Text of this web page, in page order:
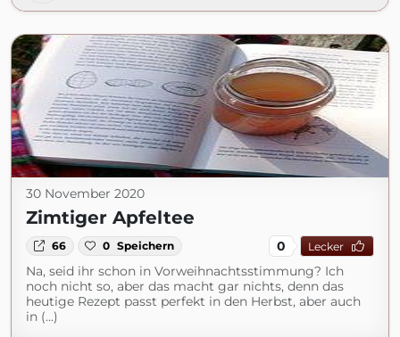
30 November 2020
Zimtiger Apfeltee
66 0 Speichern 0 Lecker
Na, seid ihr schon in Vorweihnachtsstimmung? Ich
noch nicht so, aber das macht gar nichts, denn das
heutige Rezept passt perfekt in den Herbst, aber auch
in (...)